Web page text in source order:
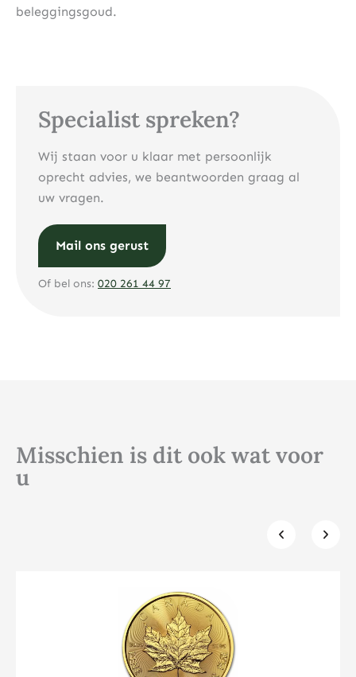
Specialist spreken?
Wij staan voor u klaar met persoonlijk
oprecht advies, we beantwoorden graag al
uw vragen.
Mail ons gerust
Of bel ons: 020 261 44 97
beleggingsgoud.
Misschien is dit ook wat voor
u
Klik hier